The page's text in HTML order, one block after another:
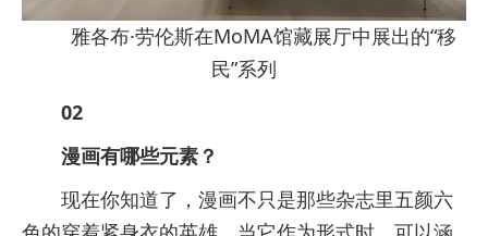
雅各布·劳伦斯在MoMA馆藏展厅中展出的“移
民”系列
02
漫画有哪些元素？
现在你知道了，漫画不只是那些杂志里五颜六